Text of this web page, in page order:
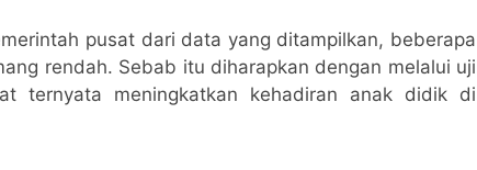
pusat dari data yang ditampilkan, beberapa
rendah. Sebab itu diharapkan dengan melalui uji
ternyata meningkatkan kehadiran anak didik di